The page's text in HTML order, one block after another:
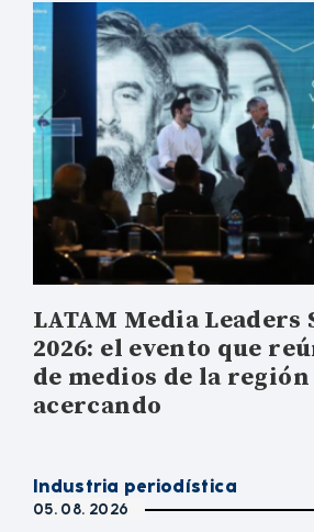
LATAM Media Leaders
2026: el evento que
de medios de la región
acercando
Industria periodística
05. 08. 2026